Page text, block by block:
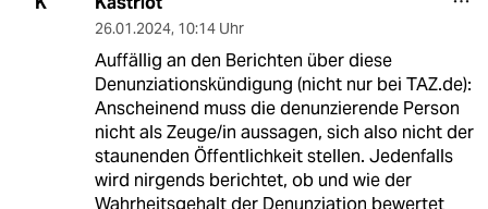
26.01.2024, 10:14 Uhr
Auffällig an den Berichten über diese
Denunziationskündigung (nicht nur bei TAZ.de):
Anscheinend muss die denunzierende Person
nicht als Zeuge/in aussagen, sich also nicht der
staunenden Öffentlichkeit stellen. Jedenfalls
wird nirgends berichtet, ob und wie der
Wahrheitsgehalt der Denunziation bewertet